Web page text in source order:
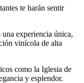
te harán sentir
experiencia única,
vinícola de alta
como la Iglesia de
y esplendor.